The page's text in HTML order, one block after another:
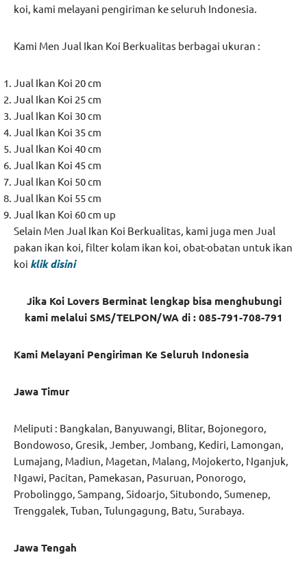
koi, kami melayani pengiriman ke seluruh Indonesia.
Kami Men Jual Ikan Koi Berkualitas berbagai ukuran :
Jual Ikan Koi 20 cm
Jual Ikan Koi 25 cm
Jual Ikan Koi 30 cm
Jual Ikan Koi 35 cm
Jual Ikan Koi 40 cm
Jual Ikan Koi 45 cm
Jual Ikan Koi 50 cm
Jual Ikan Koi 55 cm
Jual Ikan Koi 60 cm up
Selain Men Jual Ikan Koi Berkualitas, kami juga men Jual
pakan ikan koi, filter kolam ikan koi, obat-obatan untuk ikan
koi klik disini
Jika Koi Lovers Berminat lengkap bisa menghubungi
kami melalui SMS/TELPON/WA di : 085-791-708-791
Kami Melayani Pengiriman Ke Seluruh Indonesia
Jawa Timur
Meliputi : Bangkalan, Banyuwangi, Blitar, Bojonegoro,
Bondowoso, Gresik, Jember, Jombang, Kediri, Lamongan,
Lumajang, Madiun, Magetan, Malang, Mojokerto, Nganjuk,
Ngawi, Pacitan, Pamekasan, Pasuruan, Ponorogo,
Probolinggo, Sampang, Sidoarjo, Situbondo, Sumenep,
Trenggalek, Tuban, Tulungagung, Batu, Surabaya.
Jawa Tengah